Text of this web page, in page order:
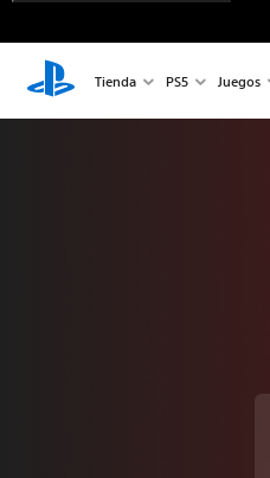
Tienda PS5 Juegos